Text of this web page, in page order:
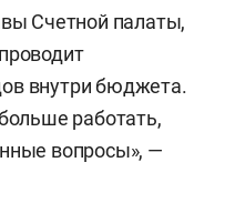
Счетной палаты,
внутри бюджета.
работать,
вопросы», —